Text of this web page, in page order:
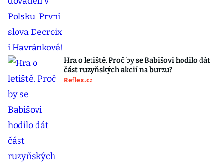
Hra o letiště. Proč by se Babišovi hodilo dát
část ruzyňských akcií na burzu?
Reflex.cz